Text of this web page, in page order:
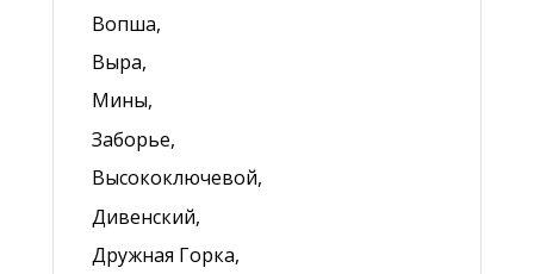
Вопша,
Выра,
Мины,
Заборье,
Высокоключевой,
Дивенский,
Дружная Горка,